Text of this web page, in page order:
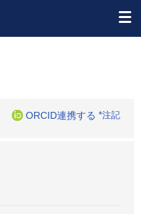
ORCID連携する *注記